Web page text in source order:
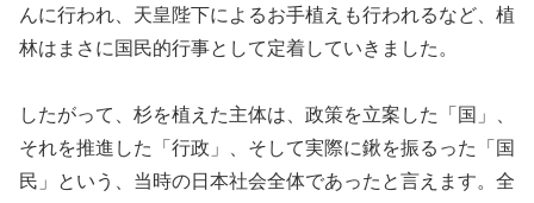
んに行われ、天皇陛下によるお手植えも行われるなど、植
林はまさに国民的行事として定着していきました。
したがって、杉を植えた主体は、政策を立案した「国」、
それを推進した「行政」、そして実際に鍬を振るった「国
民」という、当時の日本社会全体であったと言えます。全